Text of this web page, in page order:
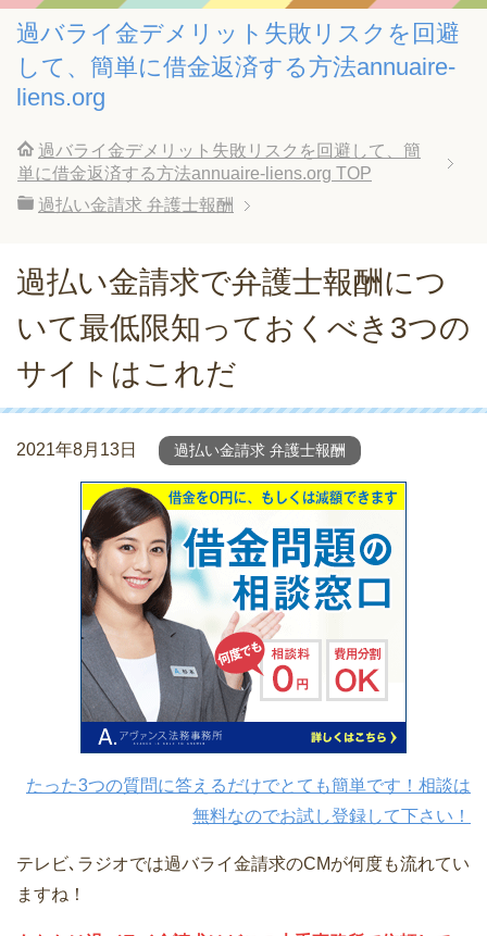
過バライ金デメリット失敗リスクを回避
して、簡単に借金返済する方法annuaire-
liens.org
過バライ金デメリット失敗リスクを回避して、簡
単に借金返済する方法annuaire-liens.org TOP
過払い金請求 弁護士報酬
過払い金請求で弁護士報酬につ
いて最低限知っておくべき3つの
サイトはこれだ
2021年8月13日 過払い金請求 弁護士報酬
たった3つの質問に答えるだけでとても簡単です！相談は
無料なのでお試し登録して下さい！
テレビ､ラジオでは過バライ金請求のCMが何度も流れてい
ますね！